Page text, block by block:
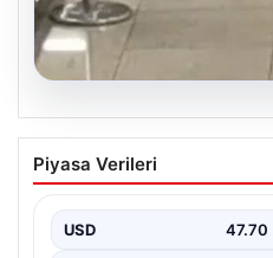
05.08.2026
2 yaşındaki bebeği
manevrasıyla
Kurtaran Görevlilere Takdir
İstanbul…
Piyasa Verileri
USD 47.70